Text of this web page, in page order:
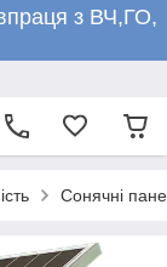
з ВЧ,ГО,
Сонячні